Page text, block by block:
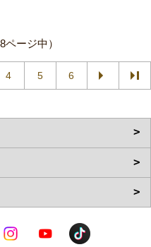
ージ中）
4 5 6